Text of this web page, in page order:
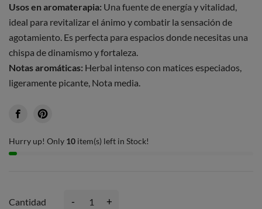
Usos en aromaterapia: Una fuente de energía y vitalidad,
ideal para revitalizar el ánimo y combatir la sensación de
agotamiento. Es perfecta para espacios donde necesitas una
chispa de dinamismo y fortaleza.
Notas aromáticas: Herbal intenso con matices especiados,
ligeramente picante, Nota media.
Hurry up! Only 10 item(s) left in Stock!
Cantidad - +